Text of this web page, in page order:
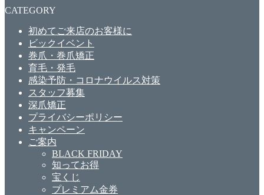
CATEGORY
初めてご来店のお客様に
ビックイベント
巻爪・巻爪矯正
育毛・発毛
感染予防・コロナウイルス対策
スタッフ募集
深爪矯正
プライバシーポリシー
キャンペーン
ご案内
BLACK FRIDAY
知ってお得
宝くじ
プレミアム金券